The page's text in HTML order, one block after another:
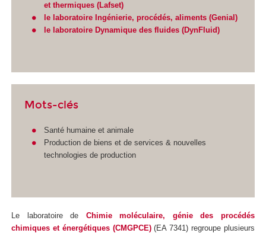
et thermiques (Lafset)
le laboratoire Ingénierie, procédés, aliments (Genial)
le laboratoire Dynamique des fluides (DynFluid)
Mots-clés
Santé humaine et animale
Production de biens et de services & nouvelles
technologies de production
Le laboratoire de Chimie moléculaire, génie des procédés
chimiques et énergétiques (CMGPCE)(EA 7341) regroupe plusieurs